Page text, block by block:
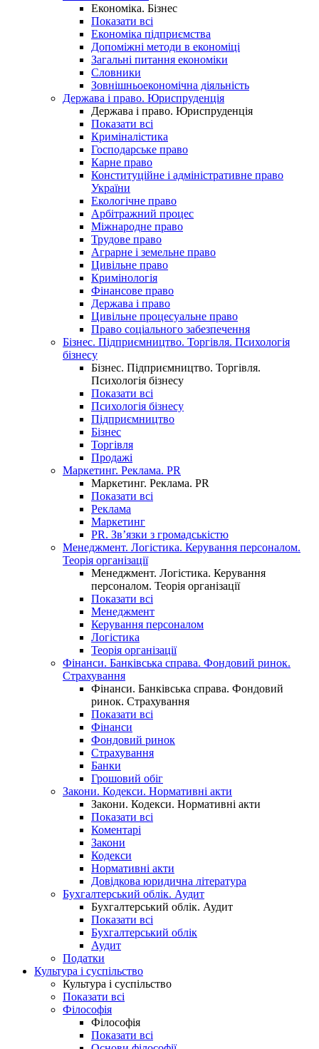
Економіка. Бізнес
Показати всі
Економіка підприємства
Допоміжні методи в економіці
Загальні питання економіки
Словники
Зовнішньоекономічна діяльність
Держава і право. Юриспруденція
Держава і право. Юриспруденція
Показати всі
Криміналістика
Господарське право
Карне право
Конституційне і адміністративне право
України
Екологічне право
Арбітражний процес
Міжнародне право
Трудове право
Аграрне і земельне право
Цивільне право
Кримінологія
Фінансове право
Держава і право
Цивільне процесуальне право
Право соціального забезпечення
Бізнес. Підприємництво. Торгівля. Психологія
бізнесу
Бізнес. Підприємництво. Торгівля.
Психологія бізнесу
Показати всі
Психологія бізнесу
Підприємництво
Бізнес
Торгівля
Продажі
Маркетинг. Реклама. PR
Маркетинг. Реклама. PR
Показати всі
Реклама
Маркетинг
PR. Зв’язки з громадськістю
Менеджмент. Логістика. Керування персоналом.
Теорія організації
Менеджмент. Логістика. Керування
персоналом. Теорія організації
Показати всі
Менеджмент
Керування персоналом
Логістика
Теорія організації
Фінанси. Банківська справа. Фондовий ринок.
Страхування
Фінанси. Банківська справа. Фондовий
ринок. Страхування
Показати всі
Фінанси
Фондовий ринок
Страхування
Банки
Грошовий обіг
Закони. Кодекси. Нормативні акти
Закони. Кодекси. Нормативні акти
Показати всі
Коментарі
Закони
Кодекси
Нормативні акти
Довідкова юридична література
Бухгалтерський облік. Аудит
Бухгалтерський облік. Аудит
Показати всі
Бухгалтерський облік
Аудит
Податки
Культура і суспільство
Культура і суспільство
Показати всі
Філософія
Філософія
Показати всі